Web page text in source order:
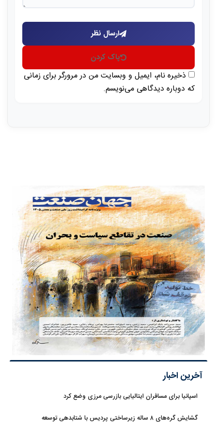
ارسال نظر
پاک کردن
ذخیره نام، ایمیل و وبسایت من در مرورگر برای زمانی
که دوباره دیدگاهی می‌نویسم.
آخرین اخبار
اسپانیا برای مسافران ایتالیایی بازرسی مرزی وضع کرد
گشایش گره‌های ۸ ساله زیرساختی پردیس با شتابدهی توسعه